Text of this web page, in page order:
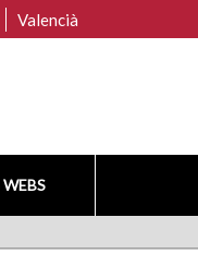
Valencià